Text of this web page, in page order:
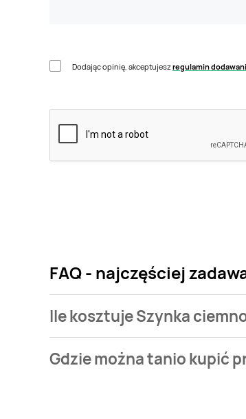
Dodając opinię, akceptujeszregulamin
FAQ - najczęściej
Ile kosztuje Szynka
jaką mamy w naszej bazie jest z sieci
Gdzie można tanio kupić